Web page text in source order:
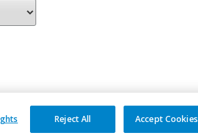
Reject All Accept Cookies